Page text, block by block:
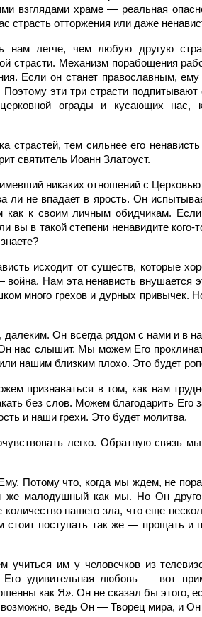
взглядами храме — реальная
страсть отторжения или даже
нам легче, чем любую другую
страсти. Механизм порабощения
Если он станет православным, ему
эти три страсти подпитывают
ограды и кусающих нас,
страстей, тем сильнее его
святитель Иоанн Златоуст.
никаких отношений с
ли не впадает в ярость. Он
к своим личным обидчикам.
вы в такой степени ненавидите кого-
исходит от существ, которые
Нам эта ненависть внушается
много грехов и дурных привычек.
Он всегда рядом с нами и в
нас слышит. Мы можем Его
нашим близким плохо. Это будет
признаваться в том, как нам
без слов. Можем благодарить Его
и наши грехи. Это будет молитва.
легко. Обратную связь
Потому что, когда мы ждем, не
малодушный как мы. Но Он
нашего зла, что еще
поступать так же — прощать и
учиться им у человечков из
Его удивительная любовь — вот
как Я». Он не сказал бы этого,
возможно, ведь Он — Творец мира, и